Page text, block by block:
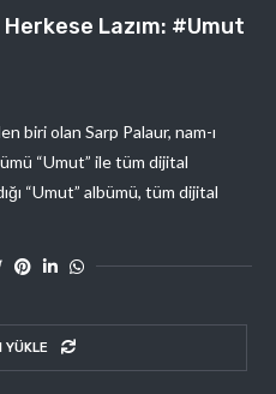
Herkese Lazım: #Umut
biri olan Sarp Palaur, nam-ı
“Umut” ile tüm dijital
“Umut” albümü, tüm dijital
YÜKLE